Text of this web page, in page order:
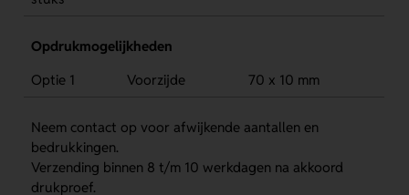
Opdrukmogelijkheden
Optie 1
Voorzijde 70 x 10 mm
Neem contact op voor afwijkende aantallen en
bedrukkingen.
Verzending binnen 8 t/m 10 werkdagen na akkoord
drukproef.